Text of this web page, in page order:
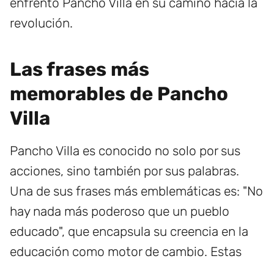
revolución.
Las frases más
memorables de Pancho
Villa
Pancho Villa es conocido no solo por sus
acciones, sino también por sus palabras.
Una de sus frases más emblemáticas es: "No
hay nada más poderoso que un pueblo
educado", que encapsula su creencia en la
educación como motor de cambio. Estas